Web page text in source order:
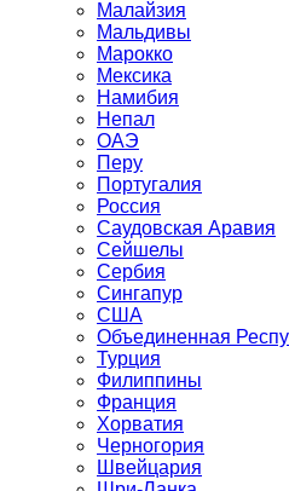
Малайзия
Мальдивы
Марокко
Мексика
Намибия
Непал
ОАЭ
Перу
Португалия
Россия
Саудовская Аравия
Сейшелы
Сербия
Сингапур
США
Объединенная
Турция
Филиппины
Франция
Хорватия
Черногория
Швейцария